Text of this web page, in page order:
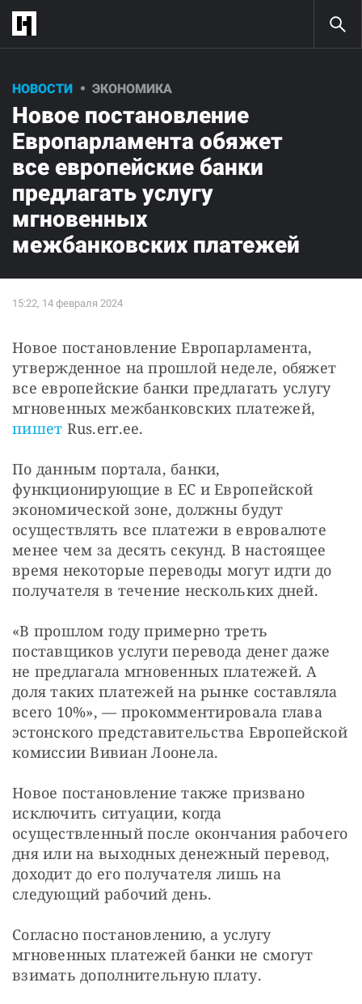
НОВОСТИ ЭКОНОМИКА
Новое постановление
Европарламента обяжет
все европейские банки
предлагать услугу
мгновенных
межбанковских платежей
Новое постановление Европарламента,
утвержденное на прошлой неделе, обяжет
все европейские банки предлагать услугу
пишет Rus.err.ee.
По данным портала, банки,
функционирующие в ЕС и Европейской
экономической зоне, должны будут
осуществлять все платежи в евровалюте
менее чем за десять секунд. В настоящее
время некоторые переводы могут идти до
получателя в течение нескольких дней.
«В прошлом году примерно треть
поставщиков услуги перевода денег даже
не предлагала мгновенных платежей. А
доля таких платежей на рынке составляла
всего 10%», — прокомментировала глава
эстонского представительства Европейской
комиссии Вивиан Лоонела.
Новое постановление также призвано
исключить ситуации, когда
осуществленный после окончания рабочего
дня или на выходных денежный перевод,
доходит до его получателя лишь на
следующий рабочий день.
Согласно постановлению, а услугу
мгновенных платежей банки не смогут
взимать дополнительную плату.